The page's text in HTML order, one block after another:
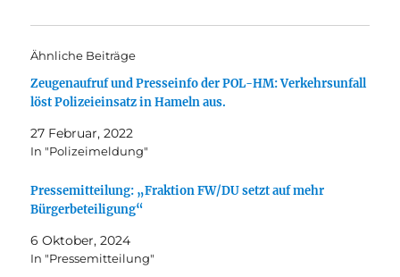
Ähnliche Beiträge
Zeugenaufruf und Presseinfo der POL-HM: Verkehrsunfall
löst Polizeieinsatz in Hameln aus.
27 Februar, 2022
In "Polizeimeldung"
Pressemitteilung: „Fraktion FW/DU setzt auf mehr
Bürgerbeteiligung“
6 Oktober, 2024
In "Pressemitteilung"